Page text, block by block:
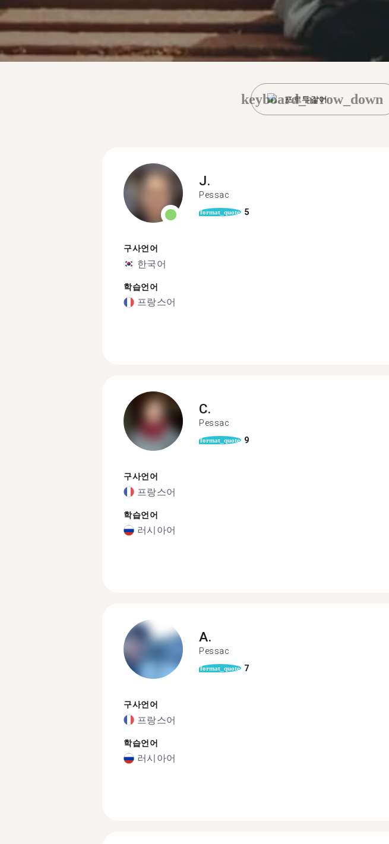
포르투갈어
keyboard_arrow_down
J.
Pessac
format_quote 5
구사언어
한국어
학습언어
프랑스어
C.
Pessac
format_quote 9
구사언어
프랑스어
학습언어
러시아어
A.
Pessac
format_quote 7
구사언어
프랑스어
학습언어
러시아어